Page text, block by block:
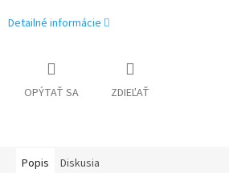
Detailné informácie
OPÝTAŤ SA ZDIEĽAŤ
Popis Diskusia